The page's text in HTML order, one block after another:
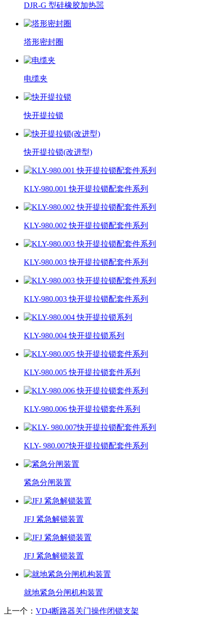
DJR-G 型硅橡胶加热噐
塔形密封圈
电缆夹
快开提拉锁
快开提拉锁(改进型)
KLY-980.001 快开提拉锁配套件系列
KLY-980.002 快开提拉锁配套件系列
KLY-980.003 快开提拉锁配套件系列
KLY-980.003 快开提拉锁配套件系列
KLY-980.004 快开提拉锁系列
KLY-980.005 快开提拉锁套件系列
KLY-980.006 快开提拉锁套件系列
KLY- 980.007快开提拉锁配套件系列
紧急分闸装置
JFJ 紧急解锁装置
JFJ 紧急解锁装置
就地紧急分闸机构装置
上一个： VD4断路器关门操作闭锁支架